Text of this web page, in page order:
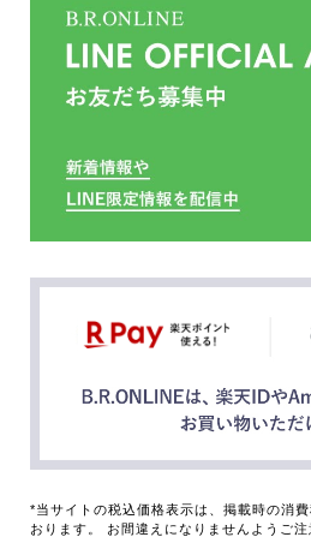
*当サイトの税込価格表示は、掲載時の消
おります。 お間違えになりませんようご注